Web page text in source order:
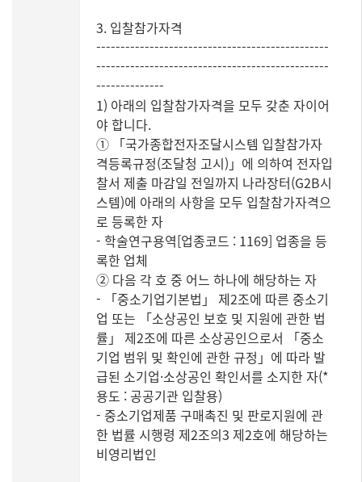
3. 입찰참가자격
------------------------------------------------
------------------------------------------------
--------------
1) 아래의 입찰참가자격을 모두 갖춘 자이어
야 합니다.
① 「국가종합전자조달시스템 입찰참가자
격등록규정(조달청 고시)」에 의하여 전자입
찰서 제출 마감일 전일까지 나라장터(G2B시
스템)에 아래의 사항을 모두 입찰참가자격으
로 등록한 자
- 학술연구용역[업종코드 : 1169] 업종을 등
록한 업체
② 다음 각 호 중 어느 하나에 해당하는 자
- 「중소기업기본법」 제2조에 따른 중소기
업 또는 「소상공인 보호 및 지원에 관한 법
률」 제2조에 따른 소상공인으로서 「중소
기업 범위 및 확인에 관한 규정」에 따라 발
급된 소기업·소상공인 확인서를 소지한 자(*
용도 : 공공기관 입찰용)
- 중소기업제품 구매촉진 및 판로지원에 관
한 법률 시행령 제2조의3 제2호에 해당하는
비영리법인